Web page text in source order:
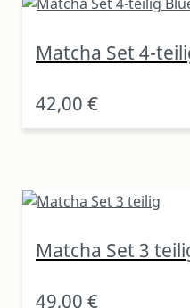
Matcha
42,00 €
Matcha Set 3
49,00 €